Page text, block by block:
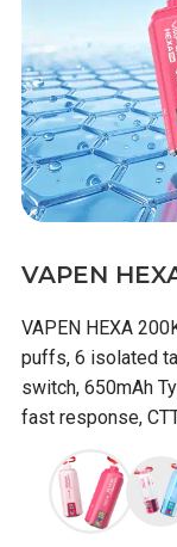
VAPEN
VAPEN HEXA
puffs, 6 isolated
switch, 650mAh
fast response,